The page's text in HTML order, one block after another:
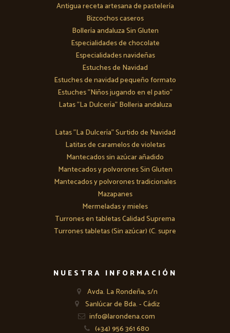
Antigua receta artesana de pastelería
Bizcochos caseros
Bollería andaluza Sin Gluten
Especialidades de chocolate
Especialidades navideñas
Estuches de Navidad
Estuches de navidad pequeño formato
Estuches "Niños jugando en el patio"
Latas "La Dulcería" Bolleria andaluza
Latas "La Dulcería" Surtido de Navidad
Latitas de caramelos de violetas
Mantecados sin azúcar añadido
Mantecados y polvorones Sin Gluten
Mantecados y polvorones tradicionales
Mazapanes
Mermeladas y mieles
Turrones en tabletas Calidad Suprema
Turrones tabletas (Sin azúcar) (C. supre
NUESTRA INFORMACIÓN
Avda. La Rondeña, s/n
Sanlúcar de Bda. - Cádiz
info@larondena.com
(+34) 956 361 680